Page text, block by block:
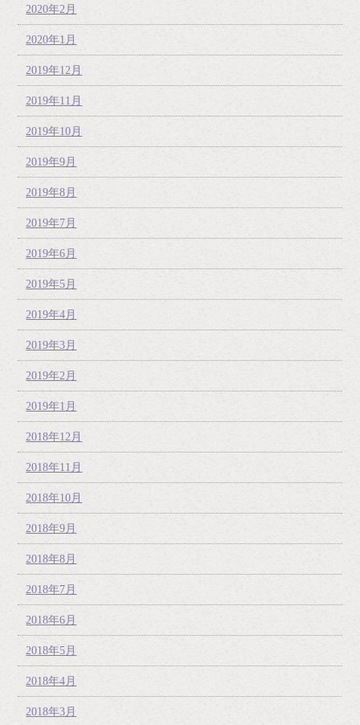
2020年2月
2020年1月
2019年12月
2019年11月
2019年10月
2019年9月
2019年8月
2019年7月
2019年6月
2019年5月
2019年4月
2019年3月
2019年2月
2019年1月
2018年12月
2018年11月
2018年10月
2018年9月
2018年8月
2018年7月
2018年6月
2018年5月
2018年4月
2018年3月